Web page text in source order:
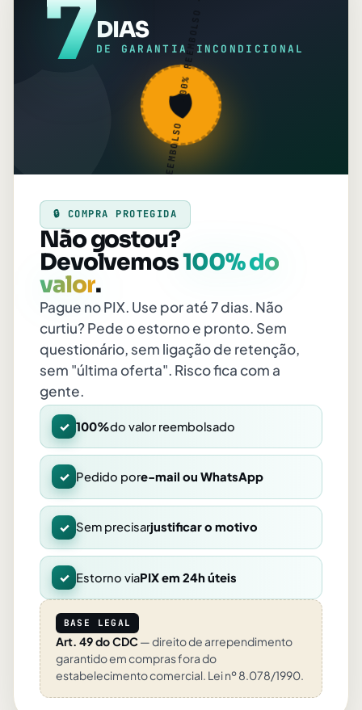
7DIAS
DE GARANTIA INCONDICIONAL
100% REEMBOLSO · 100% REEMBOLSO ·
🛡️
🔒 COMPRA PROTEGIDA
Não gostou?
Devolvemos100% do
valor.
Pague no PIX. Use por até 7 dias. Não
curtiu? Pede o estorno e pronto. Sem
questionário, sem ligação de retenção,
sem "última oferta". Risco fica com a
gente.
✓ 100%do valor reembolsado
✓ Pedido pore-mail ou WhatsApp
✓ Sem precisarjustificar o motivo
✓ Estorno viaPIX em 24h úteis
BASE LEGAL
Art. 49 do CDC— direito de arrependimento
garantido em compras fora do
estabelecimento comercial. Lei nº 8.078/1990.